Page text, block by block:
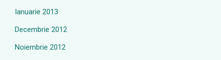
Ianuarie 2013
Decembrie 2012
Noiembrie 2012